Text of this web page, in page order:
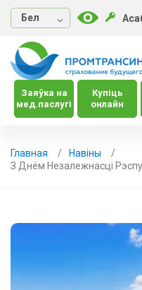
Бел
Заяўка на
мед.паслугі
Купіць
онлайн
Главная
Навiны
З Днём Незалежнасці